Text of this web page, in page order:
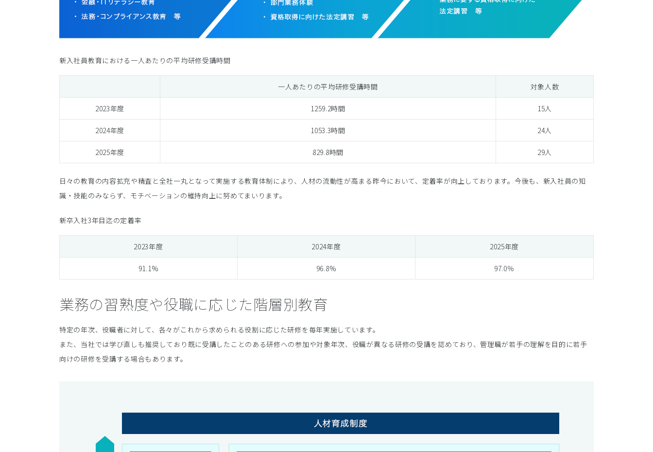
新入社員教育における一人あたりの平均研修受講時間
一人あたりの平均研修受講時間 対象人数
2023年度 1259.2時間 15人
2024年度 1053.3時間 24人
2025年度 829.8時間 29人
日々の教育の内容拡充や精査と全社一丸となって実施する教育体制により、人材の流動性が高まる昨今において、定着率が向上しております。今後も、新入社員の知
識・技能のみならず、モチベーションの維持向上に努めてまいります。
新卒入社3年目迄の定着率
2023年度 2024年度 2025年度
91.1% 96.8% 97.0％
業務の習熟度や役職に応じた階層別教育
特定の年次、役職者に対して、各々がこれから求められる役割に応じた研修を毎年実施しています。
また、当社では学び直しも推奨しており既に受講したことのある研修への参加や対象年次、役職が異なる研修の受講を認めており、管理職が若手の理解を目的に若手
向けの研修を受講する場合もあります。